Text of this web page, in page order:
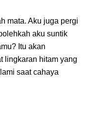
mata. Aku juga pergi
aku suntik
Itu akan
lingkaran hitam yang
saat cahaya